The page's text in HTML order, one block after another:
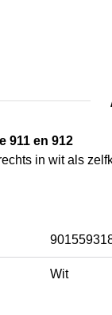
911 en 912
in wit als
Wit